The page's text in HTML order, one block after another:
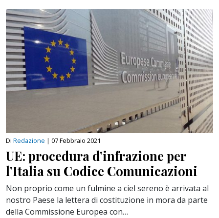
Di Redazione | 07 Febbraio 2021
UE: procedura d’infrazione per
l’Italia su Codice Comunicazioni
Non proprio come un fulmine a ciel sereno è arrivata al
nostro Paese la lettera di costituzione in mora da parte
della Commissione Europea con…